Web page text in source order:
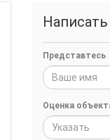
Представтесь
Оценка
Указать